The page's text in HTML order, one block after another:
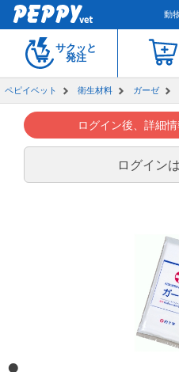
動
サクッと
発注
ペピイベット 衛生材料 ガーゼ
ログイン後、詳細
ログイン